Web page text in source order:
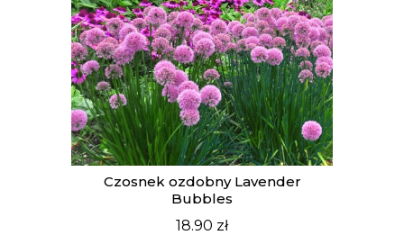
Czosnek ozdobny Lavender
Bubbles
18.90 zł